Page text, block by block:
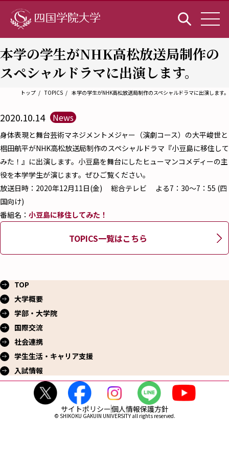
本学の学生がNHK高松放送局制作の
スペシャルドラマに出演します。
トップ TOPICS 本学の学生がNHK高松放送局制作のスペシャルドラマに出演します。
2020.10.14 News
身体表現と舞台芸術マネジメントメジャー（演劇コース）の大平峻世と
椙田航平がNHK高松放送局制作のスペシャルドラマ『小豆島に移住して
みた！』に出演します。小豆島を舞台にしたヒューマンコメディーの主
役を本学学生が演じます。ぜひご覧ください。
放送日時：2020年12月11日(金) 総合テレビ よる7：30～7：55 (四
国向け)
番組名： 小豆島に移住してみた！
TOPICS一覧はこちら
TOP
大学概要
学部・大学院
国際交流
社会連携
学生生活・ キャリア支援
入試情報
サイトポリシー個人情報保護方針
© SHIKOKU GAKUIN UNIVERSITY all rights reserved.